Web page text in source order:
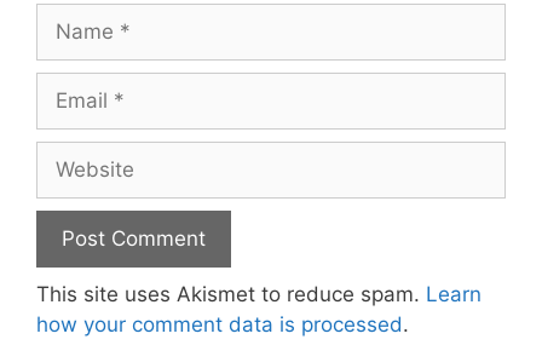
This site uses Akismet to reduce spam. Learn
how your comment data is processed.